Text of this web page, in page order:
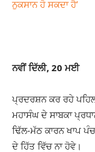
ਨਵੀਂ ਦਿੱਲੀ, 20 ਮਈ
ਪ੍ਰਦਰਸ਼ਨ ਕਰ ਰਹੇ
ਮਹਾਸੰਘ ਦੇ ਸਾਬਕਾ
ਢਿੱਲ-ਮੱਠ ਕਾਰਨ ਖਾਪ
ਦੇ ਹਿੱਤ ਵਿੱਚ ਨਾ ਹੋਵੇ।